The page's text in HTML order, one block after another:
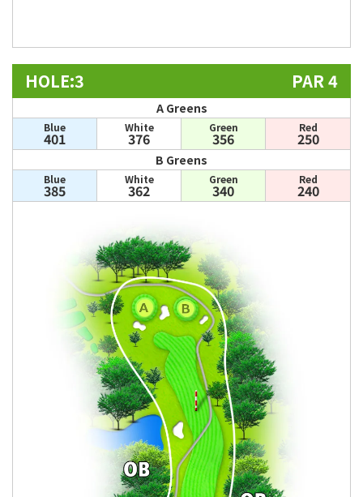
HOLE:3 PAR 4
A Greens
Blue
401
White
376
Green
356
Red
250
B Greens
Blue
385
White
362
Green
340
Red
240